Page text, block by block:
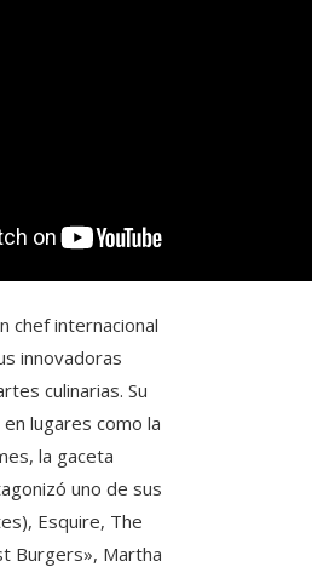
chef internacional
innovadoras
culinarias. Su
lugares como la
la gaceta
uno de sus
Esquire, The
Burgers», Martha